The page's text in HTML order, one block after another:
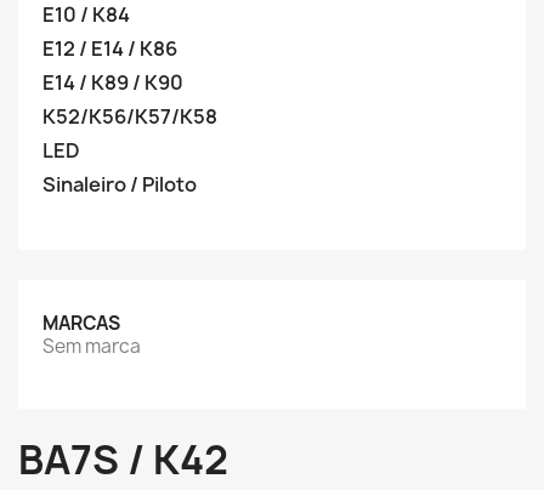
E10 / K84
E12 / E14 / K86
E14 / K89 / K90
K52/K56/K57/K58
LED
Sinaleiro / Piloto
MARCAS
Sem marca
BA7S / K42